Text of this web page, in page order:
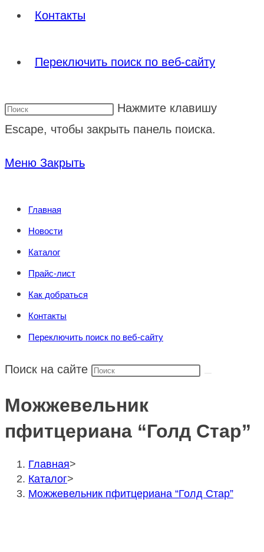
Контакты
Переключить поиск по веб-сайту
Нажмите клавишу
Escape, чтобы закрыть панель поиска.
Меню Закрыть
Главная
Новости
Каталог
Прайс-лист
Как добраться
Контакты
Переключить поиск по веб-сайту
Поиск на сайте
Можжевельник
пфитцериана “Голд Стар”
Главная>
Каталог>
Можжевельник пфитцериана “Голд Стар”